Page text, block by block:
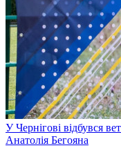
У Чернігові відбувся
Анатолія Бегояна